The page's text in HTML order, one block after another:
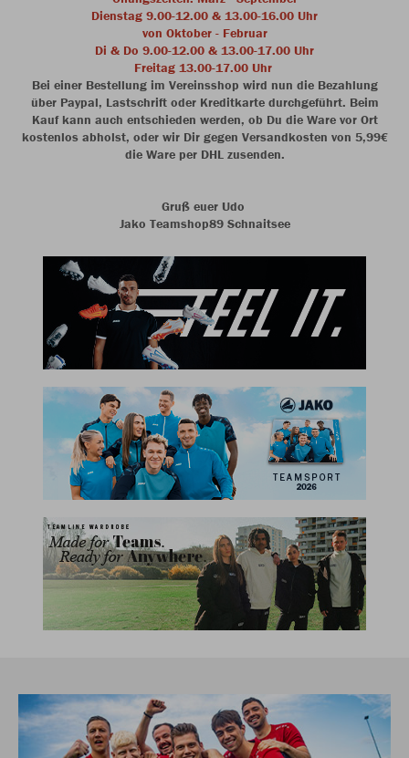
Dienstag 9.00-12.00 & 13.00-16.00 Uhr
von Oktober - Februar
Di & Do 9.00-12.00 & 13.00-17.00 Uhr
Freitag 13.00-17.00 Uhr
Bei einer Bestellung im Vereinsshop wird nun die Bezahlung
über Paypal, Lastschrift oder Kreditkarte durchgeführt. Beim
Kauf kann auch entschieden werden, ob Du die Ware vor Ort
kostenlos abholst, oder wir Dir gegen Versandkosten von 5,99€
die Ware per DHL zusenden.
Gruß euer Udo
Jako Teamshop89 Schnaitsee